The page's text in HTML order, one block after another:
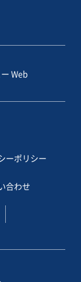
Web
ーポリシー
合わせ